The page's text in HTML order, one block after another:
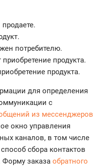
потребителю.
продукта.
продукта.
для определения
с
из мессенджеров
окно управления
каналов, в том числе
сбора контактов
Форму заказа обратного